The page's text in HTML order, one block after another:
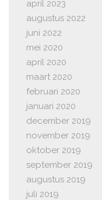
april 2023
augustus 2022
juni 2022
mei 2020
april 2020
maart 2020
februari 2020
januari 2020
december 2019
november 2019
oktober 2019
september 2019
augustus 2019
juli 2019